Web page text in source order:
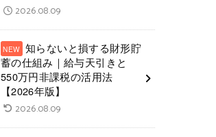
2026.08.09
知らないと損する財形貯
蓄の仕組み｜給与天引きと
550万円非課税の活用法
【2026年版】
2026.08.09